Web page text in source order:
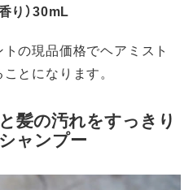
り）30mL
の現品価格でヘアミスト
とになります。
髪の汚れをすっきり
ャンプー